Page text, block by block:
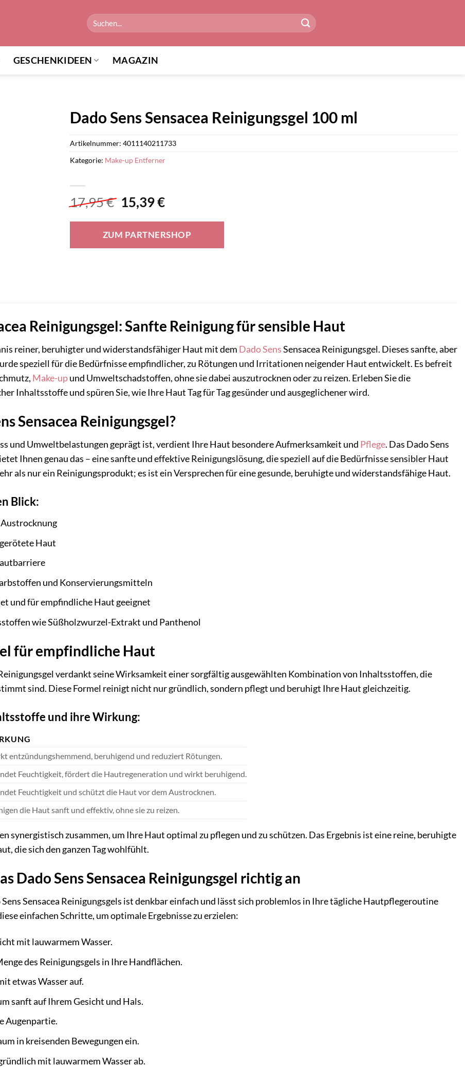
Suchen
nach:
GESCHENKIDEEN MAGAZIN
Dado Sens Sensacea Reinigungsgel 100 ml
17,95€ Ursprünglicher
war:
17,95 €
15,39€Aktueller
ist:
15,39 €.
ZUM PARTNERSHOP
Artikelnummer: 4011140211733
Kategorie: Make-up Entferner
Reinigungsgel: Sanfte Reinigung für sensible Haut
reiner, beruhigter und widerstandsfähiger Haut mit dem Dado SensSensacea Reinigungsgel. Dieses sanfte, aber
speziell für die Bedürfnisse empfindlicher, zu Rötungen und Irritationen neigender Haut entwickelt. Es befreit
Make-upund Umweltschadstoffen, ohne sie dabei auszutrocknen oder zu reizen. Erleben Sie die
Inhaltsstoffe und spüren Sie, wie Ihre Haut Tag für Tag gesünder und ausgeglichener wird.
Sensacea Reinigungsgel?
und Umweltbelastungen geprägt ist, verdient Ihre Haut besondere Aufmerksamkeit und Pflege. Das Dado Sens
Ihnen genau das – eine sanfte und effektive Reinigungslösung, die speziell auf die Bedürfnisse sensibler Haut
als nur ein Reinigungsprodukt; es ist ein Versprechen für eine gesunde, beruhigte und widerstandsfähige Haut.
Blick:
Haut
und Konservierungsmitteln
und für empfindliche Haut geeignet
wie Süßholzwurzel-Extrakt und Panthenol
für empfindliche Haut
Reinigungsgel verdankt seine Wirksamkeit einer sorgfältig ausgewählten Kombination von Inhaltsstoffen, die
sind. Diese Formel reinigt nicht nur gründlich, sondern pflegt und beruhigt Ihre Haut gleichzeitig.
und ihre Wirkung:
entzündungshemmend, beruhigend und reduziert Rötungen.
Feuchtigkeit, fördert die Hautregeneration und wirkt beruhigend.
Feuchtigkeit und schützt die Haut vor dem Austrocknen.
die Haut sanft und effektiv, ohne sie zu reizen.
synergistisch zusammen, um Ihre Haut optimal zu pflegen und zu schützen. Das Ergebnis ist eine reine, beruhigte
die sich den ganzen Tag wohlfühlt.
Dado Sens Sensacea Reinigungsgel richtig an
Sensacea Reinigungsgels ist denkbar einfach und lässt sich problemlos in Ihre tägliche Hautpflegeroutine
einfachen Schritte, um optimale Ergebnisse zu erzielen:
mit lauwarmem Wasser.
des Reinigungsgels in Ihre Handflächen.
etwas Wasser auf.
sanft auf Ihrem Gesicht und Hals.
Augenpartie.
in kreisenden Bewegungen ein.
mit lauwarmem Wasser ab.